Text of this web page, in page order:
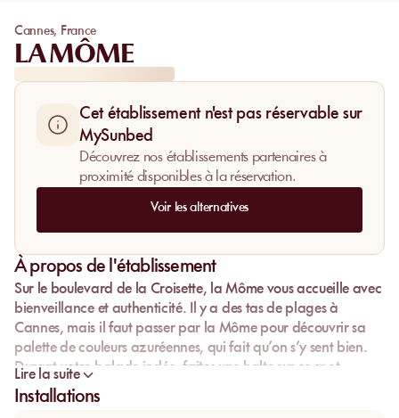
Cannes, France
LA MÔME
Cet établissement n'est pas réservable sur
MySunbed
Découvrez nos établissements partenaires à
proximité disponibles à la réservation.
Voir les alternatives
À propos de l'établissement
Sur le boulevard de la Croisette, la Môme vous accueille avec
bienveillance et authenticité. Il y a des tas de plages à
Cannes, mais il faut passer par la Môme pour découvrir sa
palette de couleurs azuréennes, qui fait qu’on s’y sent bien.
Durant votre balade iodée, faites une halte sur ce spot
mythique, plein de surprises.
Lire la suite
Installations